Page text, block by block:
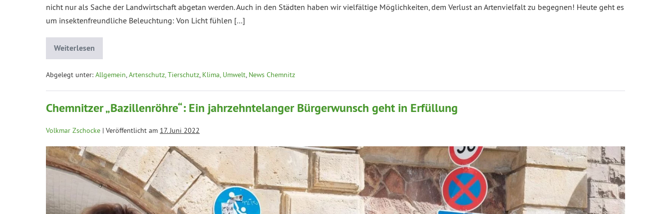
nicht nur als Sache der Landwirtschaft abgetan werden. Auch in den Städten haben wir vielfältige Möglichkeiten, dem Verlust an Artenvielfalt zu begegnen! Heute geht es
um insektenfreundliche Beleuchtung: Von Licht fühlen […]
Weiterlesen
Abgelegt unter: Allgemein,Artenschutz, Tierschutz, Klima, Umwelt, News Chemnitz
Chemnitzer „Bazillenröhre“: Ein jahrzehntelanger Bürgerwunsch geht in Erfüllung
Volkmar Zschocke | Veröffentlicht am 17. Juni 2022